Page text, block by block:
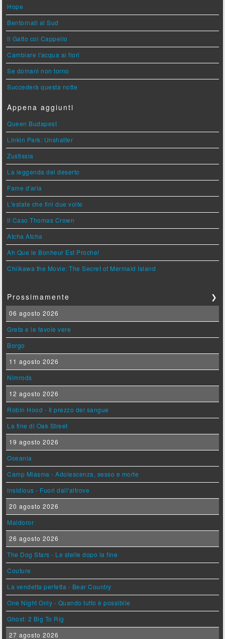
Hope
Bentornati al Sud
Il Gatto col Cappello
Cambiare l'acqua ai fiori
Se domani non torno
Succederà questa notte
Appena aggiunti
Queen Budapest
Linkin Park: Unshatter
Zustissia
La leggenda del deserto
Fame d'aria
L'estate che finì due volte
Il Caso Thomas Crown
Atcha Atcha
Ah Que le Bonheur Est Proche!
Chiikawa the Movie: The Secret of Mermaid Island
Prossimamente ❯
06 agosto 2026
Greta e le favole vere
Borgo
11 agosto 2026
Nimrods
12 agosto 2026
Robin Hood - Il prezzo del sangue
La fine di Oak Street
19 agosto 2026
Oceania
Camp Miasma - Adolescenza, sesso e morte
Insidious - Fuori dall'altrove
20 agosto 2026
Maldoror
26 agosto 2026
The Dog Stars - Le stelle dopo la fine
Couture
La vendetta perfetta - Bear Country
One Night Only - Quando tutto è possibile
Ghost: 2 Big To Rig
27 agosto 2026